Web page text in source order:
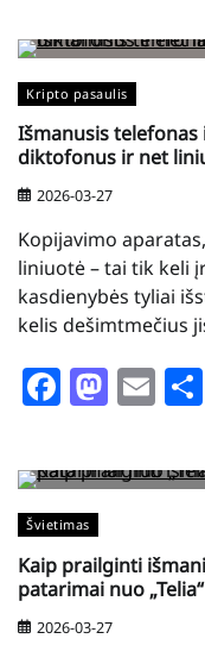
Kripto pasaulis
Išmanusis
diktofonus ir net
2026-03-27
Kopijavimo
liniuotė – tai tik keli
kasdienybės tyliai
kelis dešimtmečius
Facebook
Švietimas
Kaip prailginti
patarimai nuo
2026-03-27